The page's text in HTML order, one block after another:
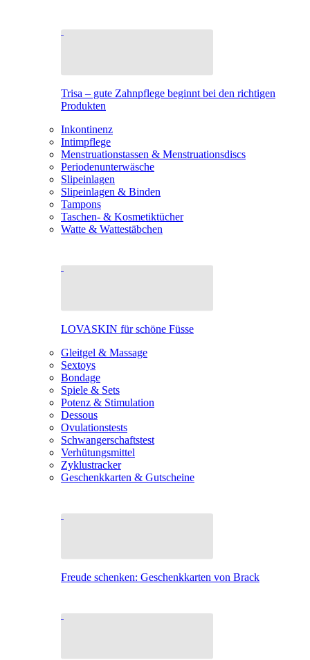
Trisa – gute Zahnpflege beginnt bei den richtigen
Produkten
Inkontinenz
Intimpflege
Menstruationstassen & Menstruationsdiscs
Periodenunterwäsche
Slipeinlagen
Slipeinlagen & Binden
Tampons
Taschen- & Kosmetiktücher
Watte & Wattestäbchen
LOVASKIN für schöne Füsse
Gleitgel & Massage
Sextoys
Bondage
Spiele & Sets
Potenz & Stimulation
Dessous
Ovulationstests
Schwangerschaftstest
Verhütungsmittel
Zyklustracker
Geschenkkarten & Gutscheine
Freude schenken: Geschenkkarten von Brack